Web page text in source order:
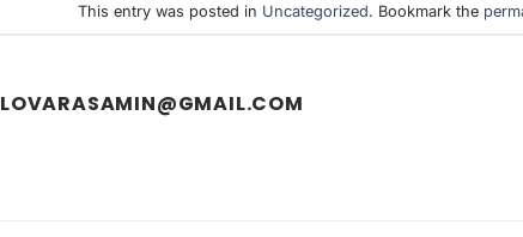
This entry was posted in Uncategorized. Bookmark the
LOVARASAMIN@GMAIL.COM